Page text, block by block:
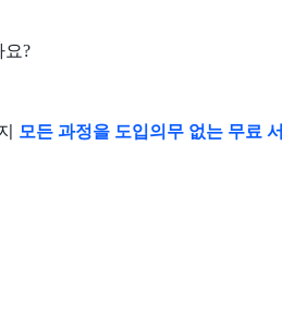
요?
모든 과정을 도입의무 없는 무료